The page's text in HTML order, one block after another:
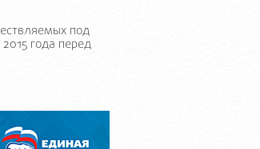
под
года перед